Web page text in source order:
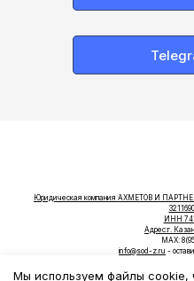
Юридическая компания АХМЕТОВ И
ИНН
Адрес:г.
МАХ:
info@sod-z.ru -
Мы используем файлы cookie,